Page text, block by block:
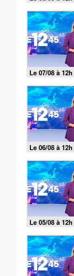
Le 07/08 à 12h
Le 06/08 à 12h
Le 05/08 à 12h